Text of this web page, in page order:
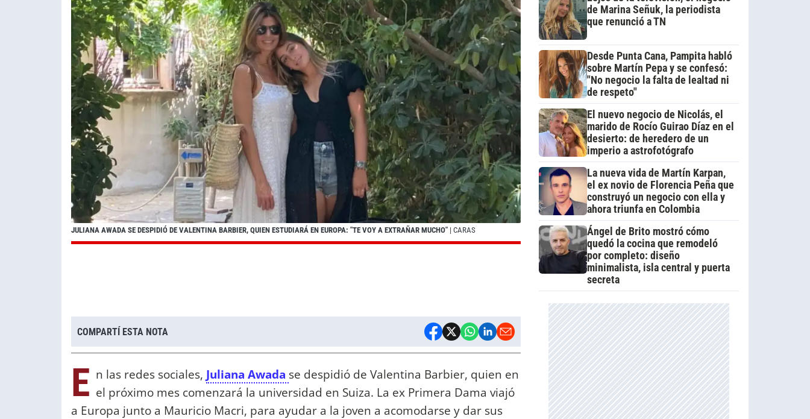
JULIANA AWADA SE DESPIDIÓ DE VALENTINA BARBIER, QUIEN ESTUDIARÁ EN EUROPA: "TE VOY A EXTRAÑAR MUCHO" | CARAS
COMPARTÍ ESTA NOTA
E n las redes sociales, Juliana Awada se despidió de Valentina Barbier, quien en
el próximo mes comenzará la universidad en Suiza. La ex Primera Dama viajó
a Europa junto a Mauricio Macri, para ayudar a la joven a acomodarse y dar sus
de Marina Señuk, la periodista
que renunció a TN
Desde Punta Cana, Pampita habló
sobre Martín Pepa y se confesó:
"No negocio la falta de lealtad ni
de respeto"
El nuevo negocio de Nicolás, el
marido de Rocío Guirao Díaz en el
desierto: de heredero de un
imperio a astrofotógrafo
La nueva vida de Martín Karpan,
el ex novio de Florencia Peña que
construyó un negocio con ella y
ahora triunfa en Colombia
Ángel de Brito mostró cómo
quedó la cocina que remodeló
por completo: diseño
minimalista, isla central y puerta
secreta